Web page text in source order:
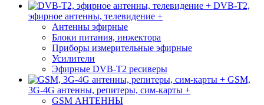
DVB-T2,
эфирное антенны, телевидение +
Антенны эфирные
Блоки питания, инжектора
Приборы измерительные эфирные
Усилители
Эфирные DVB-T2 ресиверы
GSM,
3G-4G антенны, репитеры, сим-карты +
GSM АНТЕННЫ